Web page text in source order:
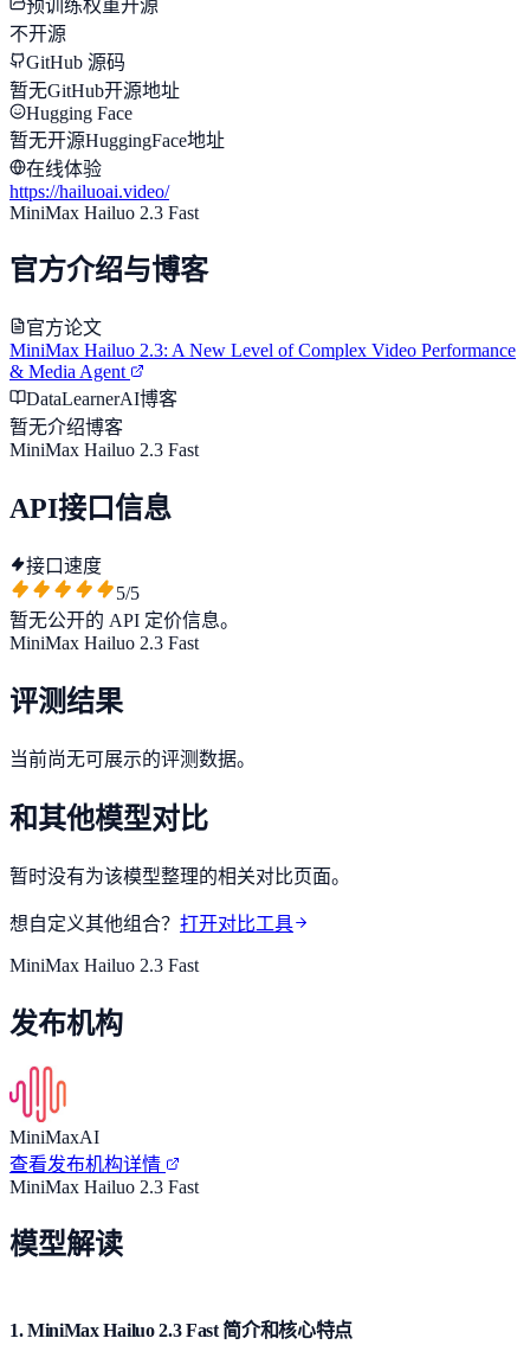
预训练权重开源
不开源
GitHub 源码
暂无GitHub开源地址
Hugging Face
暂无开源HuggingFace地址
在线体验
https://hailuoai.video/
MiniMax Hailuo 2.3 Fast
官方介绍与博客
官方论文
MiniMax Hailuo 2.3: A New Level of Complex Video Performance
& Media Agent
DataLearnerAI博客
暂无介绍博客
MiniMax Hailuo 2.3 Fast
API接口信息
接口速度
5/5
暂无公开的 API 定价信息。
MiniMax Hailuo 2.3 Fast
评测结果
当前尚无可展示的评测数据。
和其他模型对比
暂时没有为该模型整理的相关对比页面。
想自定义其他组合？ 打开对比工具
MiniMax Hailuo 2.3 Fast
发布机构
MiniMaxAI
查看发布机构详情
MiniMax Hailuo 2.3 Fast
模型解读
1. MiniMax Hailuo 2.3 Fast 简介和核心特点